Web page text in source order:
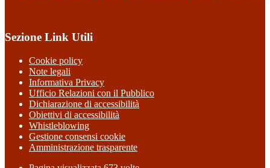
Sezione Link Utili
Cookie policy
Note legali
Informativa Privacy
Ufficio Relazioni con il Pubblico
Dichiarazione di accessibilità
Obiettivi di accessibilità
Whistleblowing
Gestione consensi cookie
Amministrazione trasparente